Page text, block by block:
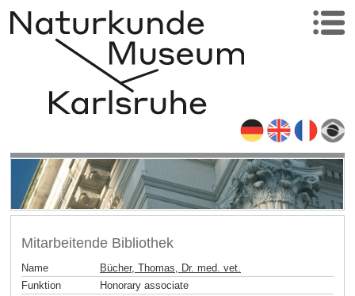
Mitarbeitende Bibliothek
Name
Bücher, Thomas, Dr. med. vet.
Funktion
Honorary associate